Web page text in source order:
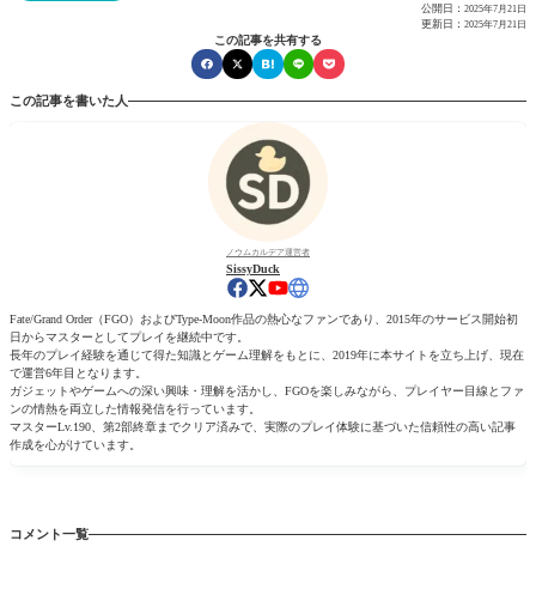
公開日： 2025年7月21日
更新日： 2025年7月21日
この記事を共有する
この記事を書いた人
ノウムカルデア運営者
SissyDuck
Fate/Grand Order（FGO）およびType-Moon作品の熱心なファンであり、2015年のサービス開始初
日からマスターとしてプレイを継続中です。
長年のプレイ経験を通じて得た知識とゲーム理解をもとに、2019年に本サイトを立ち上げ、現在
で運営6年目となります。
ガジェットやゲームへの深い興味・理解を活かし、FGOを楽しみながら、プレイヤー目線とファ
ンの情熱を両立した情報発信を行っています。
マスターLv.190、第2部終章までクリア済みで、実際のプレイ体験に基づいた信頼性の高い記事
作成を心がけています。
コメント一覧